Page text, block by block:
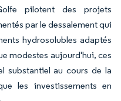
pilotent des projets
par le dessalement qui
hydrosolubles adaptés
modestes aujourd'hui, ces
substantiel au cours de la
les investissements en